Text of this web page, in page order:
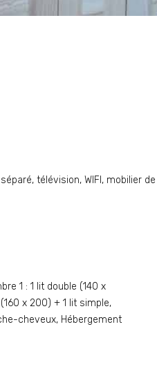
télévision, WIFI, mobilier de
1 : 1 lit double (140 x
x 200) + 1 lit simple,
cheveux, Hébergement